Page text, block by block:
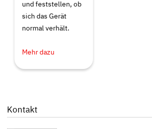
und feststellen, ob
sich das Gerät
normal verhält.
Mehr dazu
Kontakt